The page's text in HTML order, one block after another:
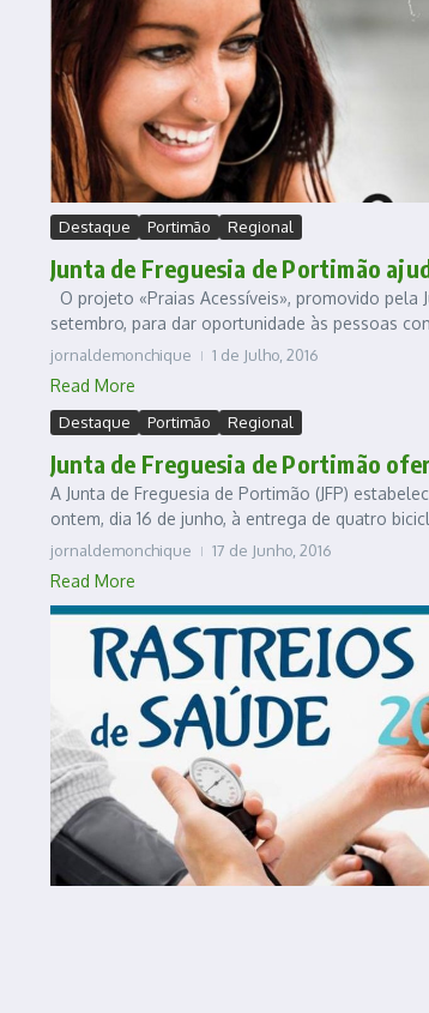
Destaque Portimão Regional
Junta de Freguesia de Portimão
O projeto «Praias Acessíveis», promovido pela
setembro, para dar oportunidade às pessoas
jornaldemonchique 1 de Julho, 2016
Read More
Destaque Portimão Regional
Junta de Freguesia de Portimão
A Junta de Freguesia de Portimão (JFP)
ontem, dia 16 de junho, à entrega de quatro
jornaldemonchique 17 de Junho, 2016
Read More